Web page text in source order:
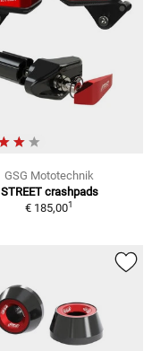
GSG Mototechnik
STREET crashpads
€ 185,001